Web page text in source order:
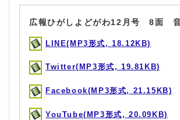
広報ひがしよどがわ12月号 8面
LINE(MP3形式, 18.12KB)
Twitter(MP3形式, 19.81KB)
Facebook(MP3形式, 21.15KB)
YouTube(MP3形式, 20.09KB)